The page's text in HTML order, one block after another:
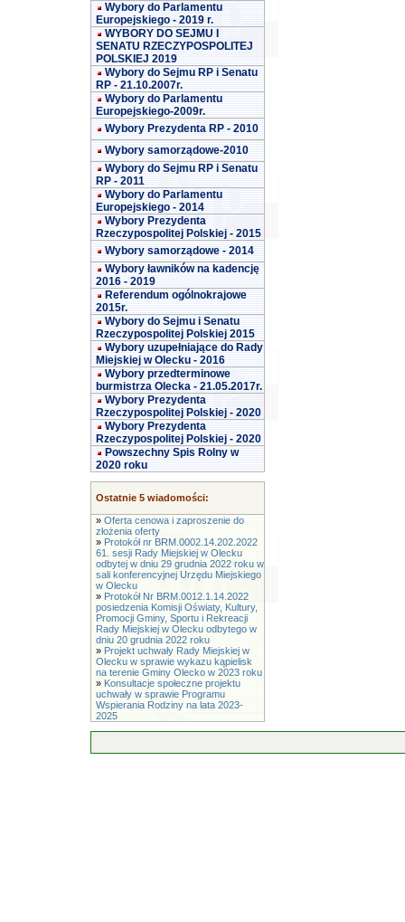
Wybory do Parlamentu
Europejskiego - 2019 r.
WYBORY DO SEJMU I
SENATU RZECZYPOSPOLITEJ
POLSKIEJ 2019
Wybory do Sejmu RP i Senatu
RP - 21.10.2007r.
Wybory do Parlamentu
Europejskiego-2009r.
Wybory Prezydenta RP - 2010
Wybory samorządowe-2010
Wybory do Sejmu RP i Senatu
RP - 2011
Wybory do Parlamentu
Europejskiego - 2014
Wybory Prezydenta
Rzeczypospolitej Polskiej - 2015
Wybory samorządowe - 2014
Wybory ławników na kadencję
2016 - 2019
Referendum ogólnokrajowe
2015r.
Wybory do Sejmu i Senatu
Rzeczypospolitej Polskiej 2015
Wybory uzupełniające do Rady
Miejskiej w Olecku - 2016
Wybory przedterminowe
burmistrza Olecka - 21.05.2017r.
Wybory Prezydenta
Rzeczypospolitej Polskiej - 2020
Wybory Prezydenta
Rzeczypospolitej Polskiej - 2020
Powszechny Spis Rolny w
2020 roku
Ostatnie 5 wiadomości:
» Oferta cenowa i zaproszenie do
złożenia oferty
» Protokół nr BRM.0002.14.202.2022
61. sesji Rady Miejskiej w Olecku
odbytej w dniu 29 grudnia 2022 roku w
sali konferencyjnej Urzędu Miejskiego
w Olecku
» Protokół Nr BRM.0012.1.14.2022
posiedzenia Komisji Oświaty, Kultury,
Promocji Gminy, Sportu i Rekreacji
Rady Miejskiej w Olecku odbytego w
dniu 20 grudnia 2022 roku
» Projekt uchwały Rady Miejskiej w
Olecku w sprawie wykazu kąpielisk
na terenie Gminy Olecko w 2023 roku
» Konsultacje społeczne projektu
uchwały w sprawie Programu
Wspierania Rodziny na lata 2023-
2025